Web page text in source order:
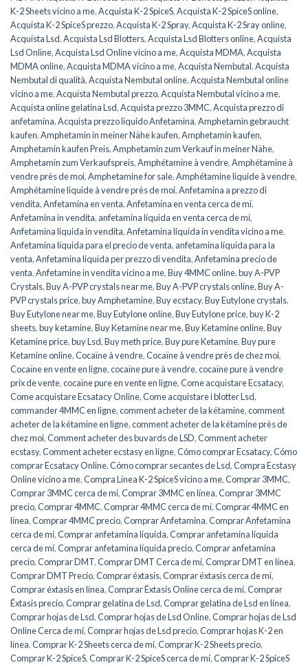
K-2 Sheets vicino a me,Acquista K-2 SpiceS,Acquista K-2 SpiceS online,
Acquista K-2 SpiceS prezzo,Acquista K-2 Spray,Acquista K-2 Sray online,
Acquista Lsd,Acquista Lsd Blotters,Acquista Lsd Blotters online,Acquista
Lsd Online,Acquista Lsd Online vicino a me,Acquista MDMA,Acquista
MDMA online,Acquista MDMA vicino a me,Acquista Nembutal,Acquista
Nembutal di qualità,Acquista Nembutal online,Acquista Nembutal online
vicino a me,Acquista Nembutal prezzo,Acquista Nembutal vicino a me,
Acquista online gelatina Lsd,Acquista prezzo 3MMC,Acquista prezzo di
anfetamina,Acquista prezzo liquido Anfetamina,Amphetamin gebraucht
kaufen,Amphetamin in meiner Nähe kaufen,Amphetamin kaufen,
Amphetamin kaufen Preis,Amphetamin zum Verkauf in meiner Nähe,
Amphetamin zum Verkaufspreis,Amphétamine à vendre,Amphétamine à
vendre près de moi,Amphetamine for sale,Amphétamine liquide à vendre,
Amphétamine liquide à vendre près de moi,Anfetamina a prezzo di
vendita,Anfetamina en venta,Anfetamina en venta cerca de mí,
Anfetamina in vendita, anfetamina líquida en venta cerca de mí,
Anfetamina liquida in vendita,Anfetamina liquida in vendita vicino a me,
Anfetamina líquida para el precio de venta, anfetamina líquida para la
venta,Anfetamina liquida per prezzo di vendita,Anfetamina precio de
venta,Anfetamine in vendita vicino a me,Buy 4MMC online,buy A-PVP
Crystals,Buy A-PVP crystals near me,Buy A-PVP crystals online,Buy A-
PVP crystals price,buy Amphetamine,Buy ecstacy,Buy Eutylone crystals,
Buy Eutylone near me,Buy Eutylone online,Buy Eutylone price,buy K-2
sheets,buy ketamine,Buy Ketamine near me,Buy Ketamine online,Buy
Ketamine price,buy Lsd,Buy meth price,Buy pure Ketamine,Buy pure
Ketamine online,Cocaïne à vendre,Cocaïne à vendre près de chez moi,
Cocaïne en vente en ligne,cocaïne pure à vendre,cocaïne pure à vendre
prix de vente,cocaïne pure en vente en ligne,Come acquistare Ecsatacy,
Come acquistare Ecsatacy Online,Come acquistare i blotter Lsd,
commander 4MMC en ligne,comment acheter de la kétamine,comment
acheter de la kétamine en ligne,comment acheter de la kétamine près de
chez moi,Comment acheter des buvards de LSD,Comment acheter
ecstasy,Comment acheter ecstasy en ligne,Cómo comprar Ecsatacy,Cómo
comprar Ecsatacy Online,Cómo comprar secantes de Lsd,Compra Ecstasy
Online vicino a me,Compra Linea K-2 SpiceS vicino a me,Comprar 3MMC,
Comprar 3MMC cerca de mí,Comprar 3MMC en línea,Comprar 3MMC
precio,Comprar 4MMC,Comprar 4MMC cerca de mí,Comprar 4MMC en
línea,Comprar 4MMC precio,Comprar Anfetamina,Comprar Anfetamina
cerca de mí,Comprar anfetamina líquida,Comprar anfetamina líquida
cerca de mí,Comprar anfetamina líquida precio,Comprar anfetamina
precio,Comprar DMT,Comprar DMT Cerca de mí,Comprar DMT en línea,
Comprar DMT Precio,Comprar éxtasis,Comprar éxtasis cerca de mí,
Comprar éxtasis en línea,Comprar Éxtasis Online cerca de mí,Comprar
Éxtasis precio,Comprar gelatina de Lsd,Comprar gelatina de Lsd en línea,
Comprar hojas de Lsd,Comprar hojas de Lsd Online,Comprar hojas de Lsd
Online Cerca de mí,Comprar hojas de Lsd precio,Comprar hojas K-2 en
línea,Comprar K-2 Sheets cerca de mí,Comprar K-2 Sheets precio,
Comprar K-2 SpiceS,Comprar K-2 SpiceS cerca de mí,Comprar K-2 SpiceS